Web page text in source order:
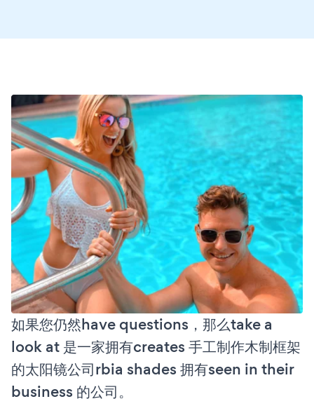
如果您仍然have questions，那么take a
look at 是一家拥有creates 手工制作木制框架
的太阳镜公司rbia shades 拥有seen in their
business 的公司。